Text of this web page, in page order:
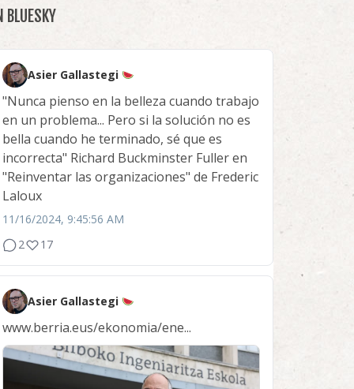
BLUESKY
Asier Gallastegi
"Nunca pienso en la belleza cuando trabajo
en un problema... Pero si la solución no es
bella cuando he terminado, sé que es
incorrecta" Richard Buckminster Fuller en
"Reinventar las organizaciones" de Frederic
Laloux
11/16/2024, 9:45:56 AM
2
17
Asier Gallastegi
www.berria.eus/ekonomia/ene...